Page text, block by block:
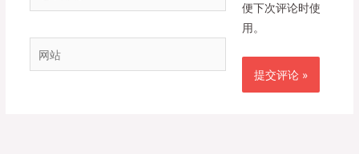
子
箱
*
网
站
便下次评论时使
用。